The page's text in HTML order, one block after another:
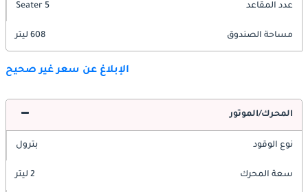
عدد المقاعد 5 Seater
مساحة الصندوق 608 ليتر
الإبلاغ عن سعر غير صحيح
المحرك/الموتور
نوع الوقود بترول
سعة المحرك 2 ليتر